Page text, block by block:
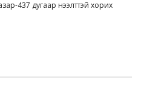
437 дугаар нээлттэй хорих